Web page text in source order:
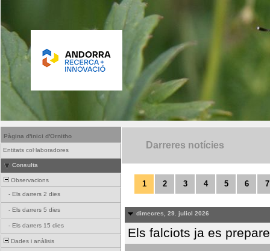
Pàgina d'inici d'Ornitho
Entitats col·laboradores
Consulta
Observacions
- Els darrers 2 dies
- Els darrers 5 dies
- Els darrers 15 dies
Dades i anàlisis
Darreres notícies
1 2 3 4 5 6 7
dimecres, 29. juliol 2026
Els falciots ja es